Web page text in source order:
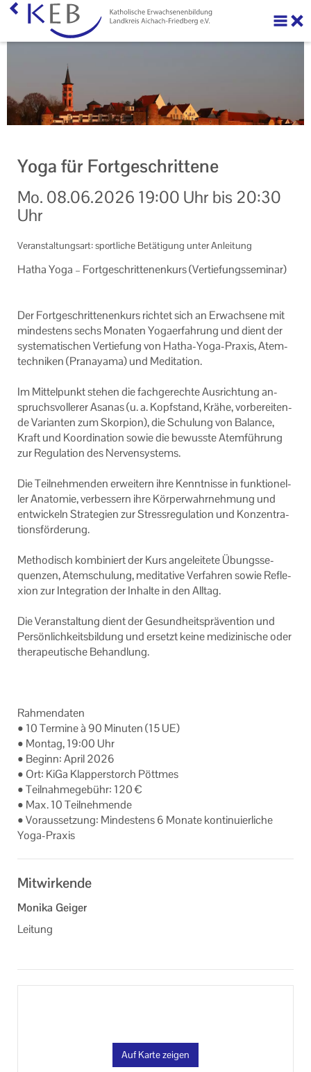
Yoga für Fortgeschrittene
Mo. 08.06.2026 19:00 Uhr bis 20:30
Uhr
Veranstaltungsart: sportliche Betätigung unter Anleitung
Hatha Yoga – Fort­ge­schrit­te­nen­kurs (Ver­tie­fungs­se­mi­nar)
Der Fort­ge­schrit­te­nen­kurs rich­tet sich an Er­wach­se­ne mit
min­des­tens sechs Mo­na­ten Yo­ga­er­fah­rung und dient der
sys­te­ma­ti­schen Ver­tie­fung von Hatha-​Yoga-Praxis, Atem­
tech­ni­ken (Pra­na­ya­ma) und Me­di­ta­ti­on.
Im Mit­tel­punkt ste­hen die fach­ge­rech­te Aus­rich­tung an­
spruchs­vol­le­rer Asa­nas (u. a. Kopf­stand, Krähe, vor­be­rei­ten­
de Va­ri­an­ten zum Skor­pi­on), die Schu­lung von Ba­lan­ce,
Kraft und Ko­or­di­na­ti­on sowie die be­wuss­te Atem­füh­rung
zur Re­gu­la­ti­on des Ner­ven­sys­tems.
Die Teil­neh­men­den er­wei­tern ihre Kennt­nis­se in funk­tio­nel­
ler Ana­to­mie, ver­bes­sern ihre Kör­per­wahr­neh­mung und
ent­wi­ckeln Stra­te­gien zur Stress­re­gu­la­ti­on und Kon­zen­tra­
ti­ons­för­de­rung.
Me­tho­disch kom­bi­niert der Kurs an­ge­lei­te­te Übungs­se­
quen­zen, Atem­schu­lung, me­di­ta­ti­ve Ver­fah­ren sowie Re­fle­
xi­on zur In­te­gra­ti­on der In­hal­te in den All­tag.
Die Ver­an­stal­tung dient der Ge­sund­heits­prä­ven­ti­on und
Per­sön­lich­keits­bil­dung und er­setzt keine me­di­zi­ni­sche oder
the­ra­peu­ti­sche Be­hand­lung.
Rah­men­da­ten
• 10 Ter­mi­ne à 90 Mi­nu­ten (15 UE)
• Mon­tag, 19:00 Uhr
• Be­ginn: April 2026
• Ort: KiGa Klap­per­storch Pött­mes
• Teil­nah­me­ge­bühr: 120 €
• Max. 10 Teil­neh­men­de
• Vor­aus­set­zung: Min­des­tens 6 Mo­na­te kon­ti­nu­ier­li­che
Yoga-​Praxis
Mitwirkende
Monika Geiger
Leitung
Auf Karte zeigen
Ihre Förderung beantragen
Veranstaltungen
Onlinekursangebote
Sport und Gymnastik
Neuigkeiten
Ihr Kontakt zu uns
Impressum
Datenschutzerklärung